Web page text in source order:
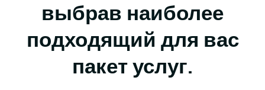
выбрав наиболее
подходящий для вас
пакет услуг.